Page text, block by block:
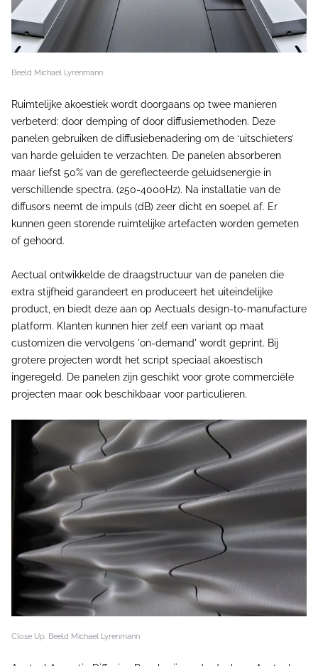
Beeld Michael Lyrenmann
Ruimtelijke akoestiek wordt doorgaans op twee manieren
verbeterd: door demping of door diffusiemethoden. Deze
panelen gebruiken de diffusiebenadering om de ‘uitschieters’
van harde geluiden te verzachten. De panelen absorberen
maar liefst 50% van de gereflecteerde geluidsenergie in
verschillende spectra. (250-4000Hz). Na installatie van de
diffusors neemt de impuls (dB) zeer dicht en soepel af. Er
kunnen geen storende ruimtelijke artefacten worden gemeten
of gehoord.
Aectual ontwikkelde de draagstructuur van de panelen die
extra stijfheid garandeert en produceert het uiteindelijke
product, en biedt deze aan op Aectuals design-to-manufacture
platform. Klanten kunnen hier zelf een variant op maat
customizen die vervolgens 'on-demand' wordt geprint. Bij
grotere projecten wordt het script speciaal akoestisch
ingeregeld. De panelen zijn geschikt voor grote commerciële
projecten maar ook beschikbaar voor particulieren.
Close Up. Beeld Michael Lyrenmann